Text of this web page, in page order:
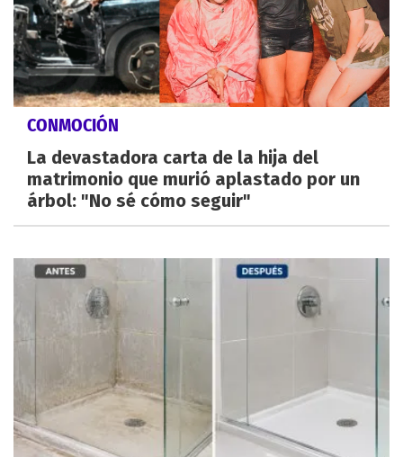
CONMOCIÓN
La devastadora carta de la hija del
matrimonio que murió aplastado por un
árbol: "No sé cómo seguir"